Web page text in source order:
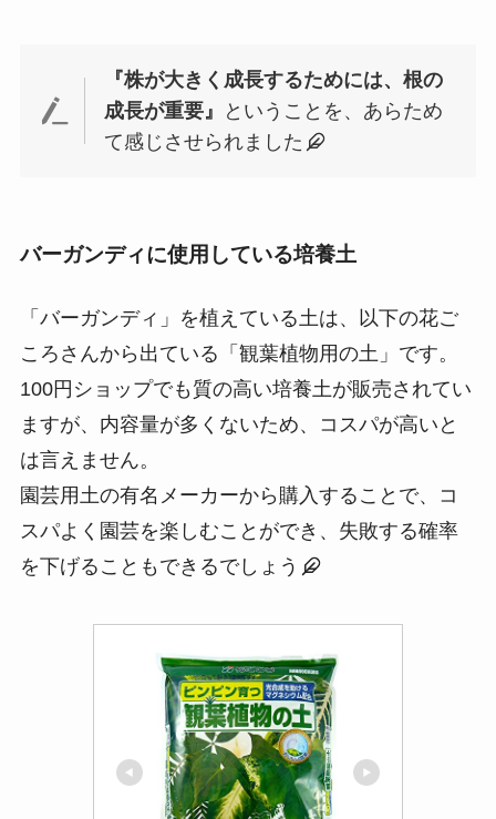
『株が大きく成長するためには、根の
成長が重要』
ということを、あらため
て感じさせられました
バーガンディに使用している培養土
「バーガンディ」を植えている土は、以下の花ご
ころさんから出ている「観葉植物用の土」です。
100円ショップでも質の高い培養土が販売されてい
ますが、内容量が多くないため、コスパが高いと
は言えません。
園芸用土の有名メーカーから購入することで、コ
スパよく園芸を楽しむことができ、失敗する確率
を下げることもできるでしょう